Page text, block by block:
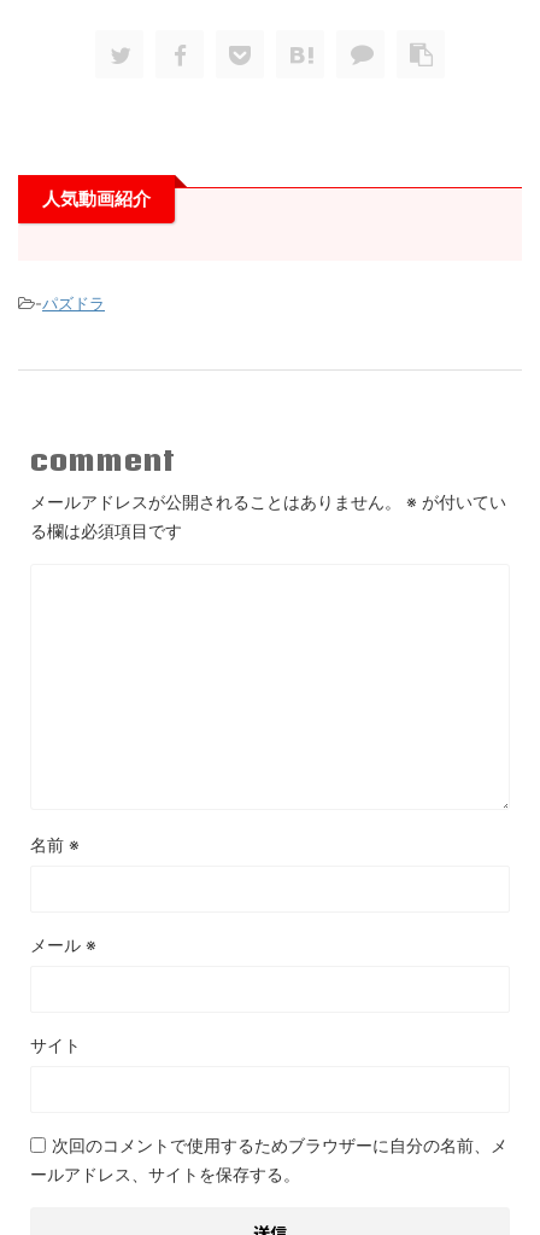
人気動画紹介
-パズドラ
comment
メールアドレスが公開されることはありません。 ※ が付いてい
る欄は必須項目です
名前 ※
メール ※
サイト
次回のコメントで使用するためブラウザーに自分の名前、メ
ールアドレス、サイトを保存する。